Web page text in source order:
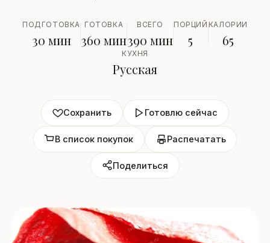
ПОДГОТОВКА
30 мин
ГОТОВКА
360 мин
ВСЕГО
390 мин
ПОРЦИЙ
5
КАЛОРИИ
65
КУХНЯ
Русская
Сохранить Готовлю сейчас
В список покупок Распечатать
Поделиться